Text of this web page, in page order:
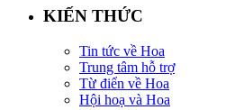
KIẾN THỨC
Tin tức về Hoa
Trung tâm hỗ trợ
Từ điển về Hoa
Hội hoạ và Hoa